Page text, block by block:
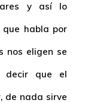
y así lo
habla por
nos eligen se
decir que el
de nada sirve